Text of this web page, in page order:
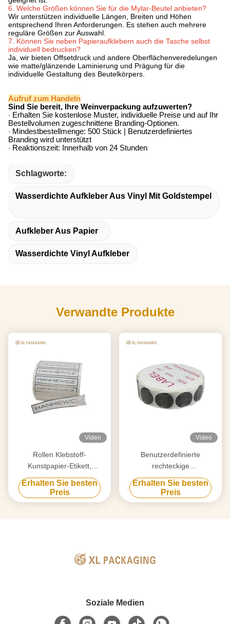
6. Welche Größen können Sie für die Mylar-Beutel anbieten?
Wir unterstützen individuelle Längen, Breiten und Höhen
entsprechend Ihren Anforderungen. Es stehen auch mehrere
reguläre Größen zur Auswahl.
7. Können Sie neben Papieraufklebern auch die Tasche selbst
individuell bedrucken?
Ja, wir bieten Offsetdruck und andere Oberflächenveredelungen
wie matte/glänzende Laminierung und Prägung für die
individuelle Gestaltung des Beutelkörpers.
Aufruf zum Handeln
Sind Sie bereit, Ihre Weinverpackung aufzuwerten?
· Erhalten Sie kostenlose Muster, individuelle Preise und auf Ihr
Bestellvolumen zugeschnittene Branding-Optionen.
· Mindestbestellmenge: 500 Stück | Benutzerdefiniertes
Branding wird unterstützt
· Reaktionszeit: Innerhalb von 24 Stunden
Schlagworte:
Wasserdichte Aufkleber Aus Vinyl Mit Goldstempel
Aufkleber Aus Papier
Wasserdichte Vinyl Aufkleber
Verwandte Produkte
Video
Rollen Klebstoff-
Kunstpapier-Etikett,
individuell gedruckte
Aufkleber für XL-
Verpackungslösung
Erhalten Sie besten
Preis
Video
Benutzerdefinierte
rechteckige
Etikettenaufkleberrolle mit
Logodruck in XL-Verpackung
Erhalten Sie besten
Preis
Soziale Medien